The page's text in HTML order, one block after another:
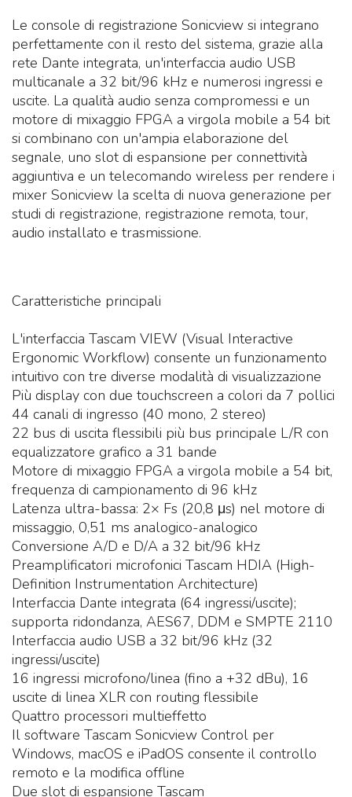
Le console di registrazione Sonicview si integrano
perfettamente con il resto del sistema, grazie alla
rete Dante integrata, un'interfaccia audio USB
multicanale a 32 bit/96 kHz e numerosi ingressi e
uscite. La qualità audio senza compromessi e un
motore di mixaggio FPGA a virgola mobile a 54 bit
si combinano con un'ampia elaborazione del
segnale, uno slot di espansione per connettività
aggiuntiva e un telecomando wireless per rendere i
mixer Sonicview la scelta di nuova generazione per
studi di registrazione, registrazione remota, tour,
audio installato e trasmissione.
Caratteristiche principali
L'interfaccia Tascam VIEW (Visual Interactive
Ergonomic Workflow) consente un funzionamento
intuitivo con tre diverse modalità di visualizzazione
Più display con due touchscreen a colori da 7 pollici
44 canali di ingresso (40 mono, 2 stereo)
22 bus di uscita flessibili più bus principale L/R con
equalizzatore grafico a 31 bande
Motore di mixaggio FPGA a virgola mobile a 54 bit,
frequenza di campionamento di 96 kHz
Latenza ultra-bassa: 2× Fs (20,8 μs) nel motore di
missaggio, 0,51 ms analogico-analogico
Conversione A/D e D/A a 32 bit/96 kHz
Preamplificatori microfonici Tascam HDIA (High-
Definition Instrumentation Architecture)
Interfaccia Dante integrata (64 ingressi/uscite);
supporta ridondanza, AES67, DDM e SMPTE 2110
Interfaccia audio USB a 32 bit/96 kHz (32
ingressi/uscite)
16 ingressi microfono/linea (fino a +32 dBu), 16
uscite di linea XLR con routing flessibile
Quattro processori multieffetto
Il software Tascam Sonicview Control per
Windows, macOS e iPadOS consente il controllo
remoto e la modifica offline
Due slot di espansione Tascam